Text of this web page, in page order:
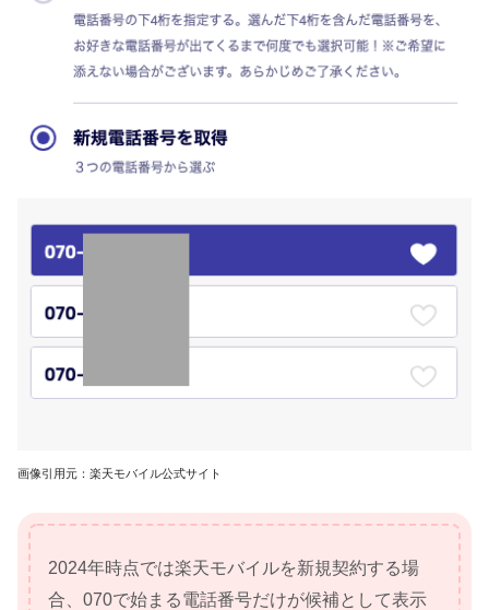
画像引用元：楽天モバイル公式サイト
2024年時点では楽天モバイルを新規契約する場
合、070で始まる電話番号だけが候補として表示